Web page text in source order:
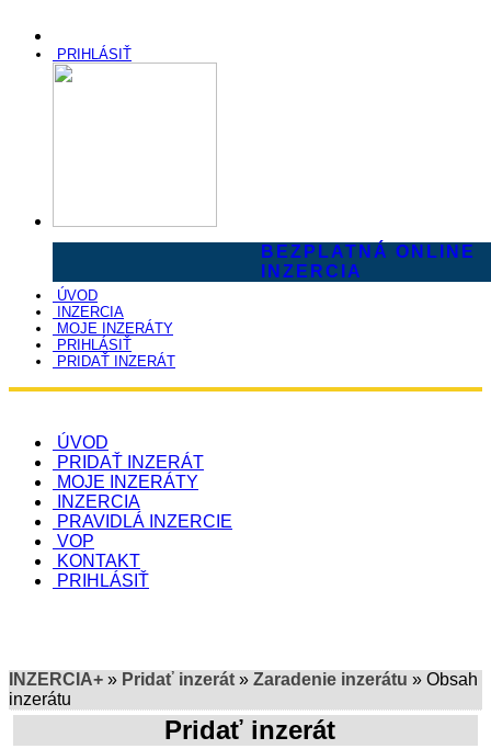
PRIHLÁSIŤ
BEZPLATNÁ ONLINE
INZERCIA
ÚVOD
INZERCIA
MOJE INZERÁTY
PRIHLÁSIŤ
PRIDAŤ INZERÁT
ÚVOD
PRIDAŤ INZERÁT
MOJE INZERÁTY
INZERCIA
PRAVIDLÁ INZERCIE
VOP
KONTAKT
PRIHLÁSIŤ
INZERCIA+ » Pridať inzerát » Zaradenie inzerátu » Obsah
inzerátu
Pridať inzerát